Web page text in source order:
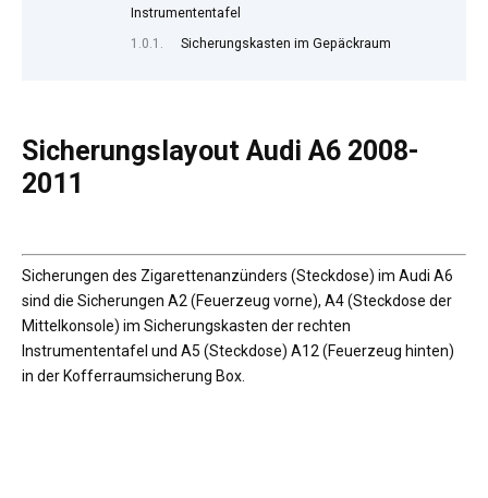
Instrumententafel
Sicherungskasten im Gepäckraum
Sicherungslayout Audi A6 2008-
2011
Sicherungen des Zigarettenanzünders (Steckdose) im Audi A6
sind die Sicherungen A2 (Feuerzeug vorne), A4 (Steckdose der
Mittelkonsole) im Sicherungskasten der rechten
Instrumententafel und A5 (Steckdose) A12 (Feuerzeug hinten)
in der Kofferraumsicherung Box.